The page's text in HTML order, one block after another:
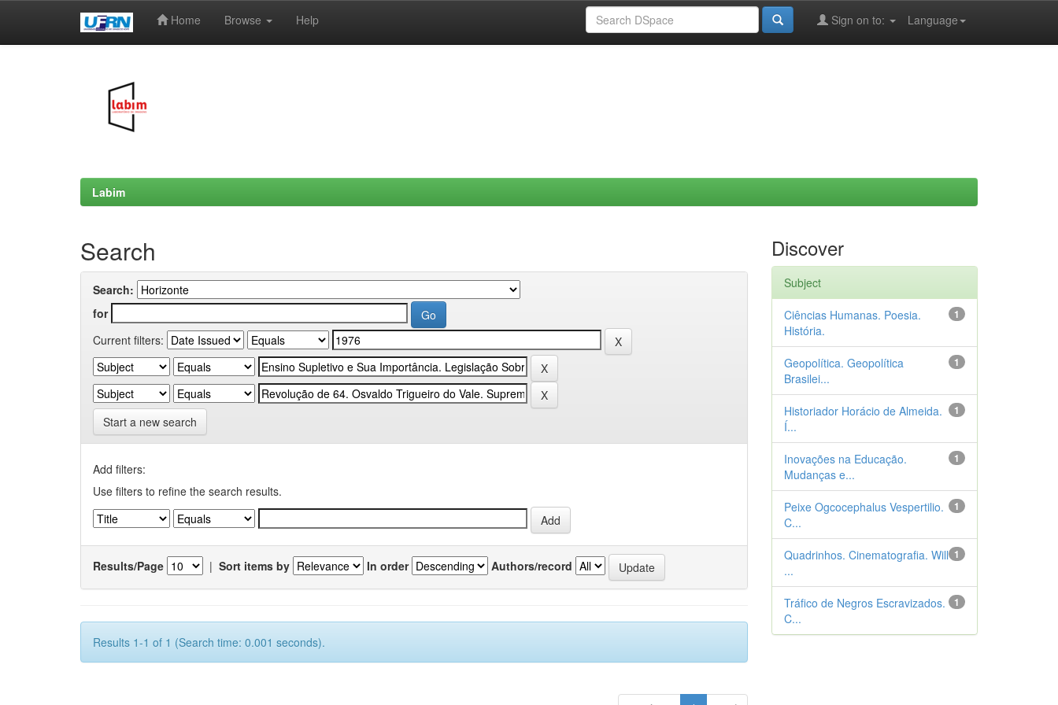
Home Browse Help Language
Sign on to:
Labim
Search
Search:
for
Current filters:
Start a new search
Add filters:
Use filters to refine the search results.
Results/Page | Sort items by In order Authors/record
Results 1-1 of 1 (Search time: 0.001 seconds).
Discover
Subject
1
Ciências Humanas. Poesia.
História.
1
Geopolítica. Geopolítica
Brasilei...
1
Historiador Horácio de Almeida.
Í...
1
Inovações na Educação.
Mudanças e...
1
Peixe Ogcocephalus Vespertilio.
C...
1
Quadrinhos. Cinematografia. Will
...
1
Tráfico de Negros Escravizados.
C...